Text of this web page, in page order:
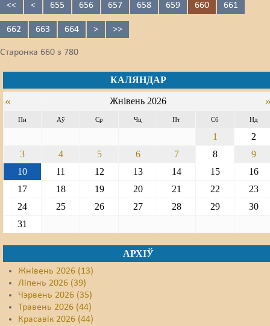
<< < 655 656 657 658 659 660 661
662 663 664 > >>
Старонка 660 з 780
КАЛЯНДАР
« Жнівень 2026
Пн Аў Ср Чц Пт Сб Нд
1
2
3
4 5 6 7 8
9
10
11 12 13 14 15
16
17
18 19 20 21 22
23
24
25 26 27 28 29
30
31
АРХІЎ
Жнівень 2026 (13)
Ліпень 2026 (39)
Чэрвень 2026 (35)
Травень 2026 (44)
Красавік 2026 (44)